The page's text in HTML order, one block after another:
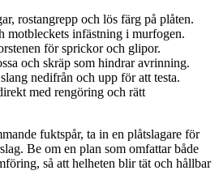
rostangrepp och lös färg på plåten.
motbleckets infästning i murfogen.
för sprickor och glipor.
och skräp som hindrar avrinning.
nedifrån och upp för att testa.
med rengöring och rätt
fuktspår, ta in en plåtslagare för
Be om en plan som omfattar både
så att helheten blir tät och hållbar